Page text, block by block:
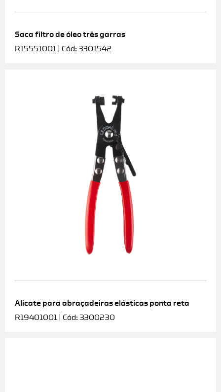
Saca filtro de óleo três garras
R15551001 | Cód: 3301542
Alicate para abraçadeiras elásticas ponta reta
R19401001 | Cód: 3300230